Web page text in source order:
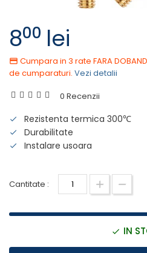
800 lei
Cumpara in 3 rate FARA
de cumparaturi. Vezi detalii
0 Recenzii
Rezistenta termica 300℃
Durabilitate
Instalare usoara
Cantitate :
IN